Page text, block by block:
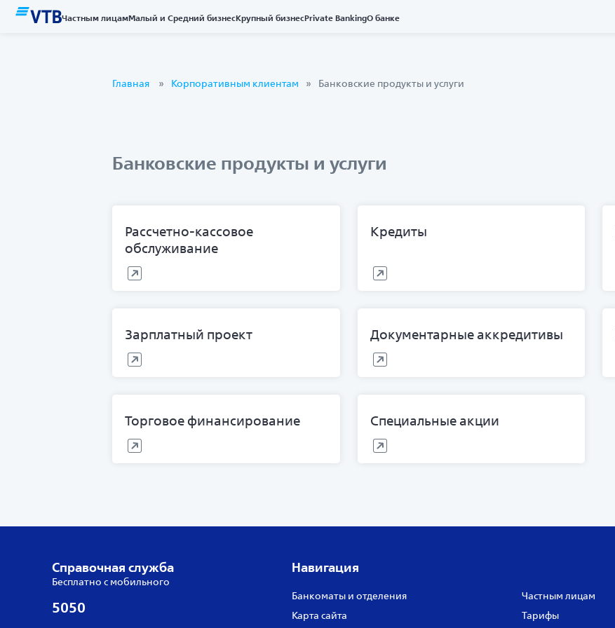
Частным лицамМалый и Средний бизнесКрупный бизнесPrivate BankingО банке
Главная Корпоративным клиентам Банковские продукты и услуги
Банковские продукты и услуги
Рассчетно-кассовое
обслуживание
Кредиты
Зарплатный проект Документарные аккредитивы
Торговое финансирование Специальные акции
Справочная служба
Бесплатно с мобильного
5050
Навигация
Банкоматы и отделения
Карта сайта
Частным лицам
Тарифы